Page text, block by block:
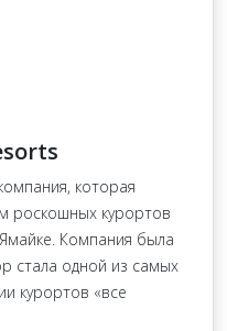
которая
роскошных курортов
Компания была
стала одной из самых
курортов «все